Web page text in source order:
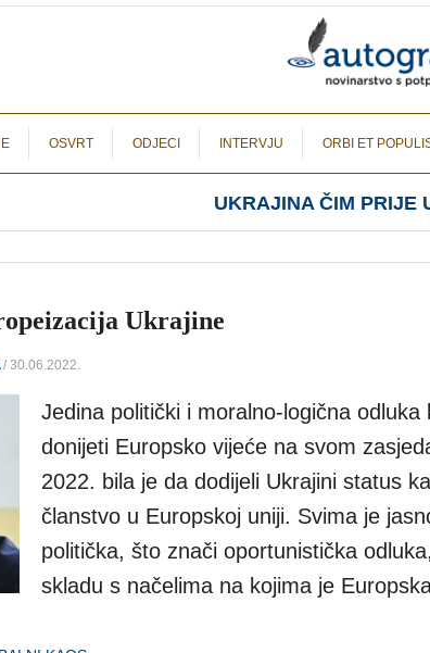
OSVRT ODJECI INTERVJU ORBI ET
UKRAJINA ČIM PRIJE
Ukrajine
/ 30.06.2022.
Jedina politički i moralno-logična odluka
donijeti Europsko vijeće na svom
2022. bila je da dodijeli Ukrajini status
članstvo u Europskoj uniji. Svima je
politička, što znači oportunistička
skladu s načelima na kojima je